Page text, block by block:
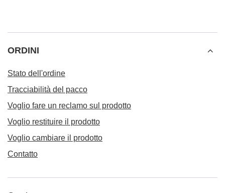
ORDINI
Stato dell'ordine
Tracciabilità del pacco
Voglio fare un reclamo sul prodotto
Voglio restituire il prodotto
Voglio cambiare il prodotto
Contatto